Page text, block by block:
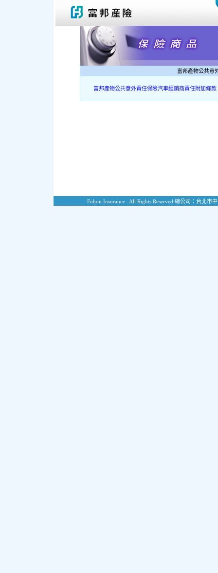
富邦產物公共意
富邦產物公共意外責任保險汽車經銷商責任附加條款
Fubon Insurance . All Rights Reserved. 總公司：台北市